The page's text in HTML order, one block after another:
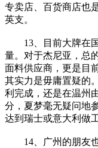
专卖店、百货商店也
英支。
13、目前大牌在国
量。对于杰尼亚，总
面料供应商，更是目
其实力是毋庸置疑的
利完成，还是在温州
分，夏梦毫无疑问地
达到瑞士或意大利做
14、广州的朋友也